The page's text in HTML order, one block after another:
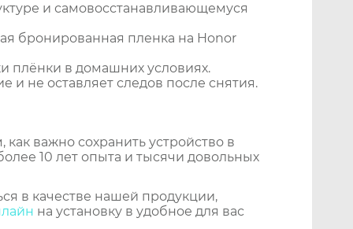
и самовосстанавливающемуся
бронированная пленка на Honor
плёнки в домашних условиях.
и не оставляет следов после снятия.
важно сохранить устройство в
10 лет опыта и тысячи довольных
в качестве нашей продукции,
на установку в удобное для вас